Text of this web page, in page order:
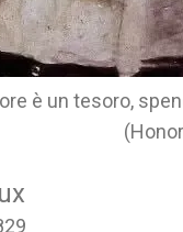
è un tesoro,